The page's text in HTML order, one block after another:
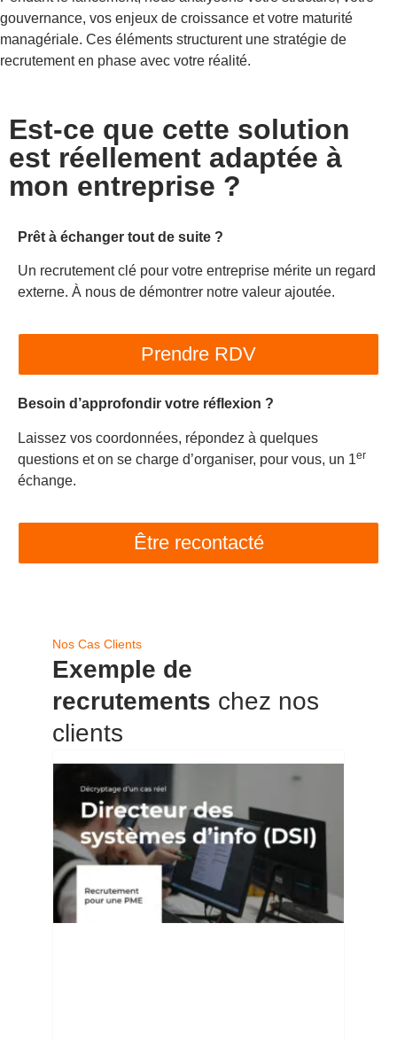
gouvernance, vos enjeux de croissance et votre maturité
managériale. Ces éléments structurent une stratégie de
recrutement en phase avec votre réalité.
Est-ce que cette solution
est réellement adaptée à
mon entreprise ?
Prêt à échanger tout de suite ?
Un recrutement clé pour votre entreprise mérite un regard
externe. À nous de démontrer notre valeur ajoutée.
Prendre RDV
Besoin d’approfondir votre réflexion ?
Laissez vos coordonnées, répondez à quelques
questions et on se charge d’organiser, pour vous, un 1er
échange.
Être recontacté
Nos Cas Clients
Exemple de
recrutements chez nos
clients